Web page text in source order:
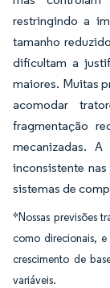
restringindo a
tamanho
dificultam a
maiores. Muitas
acomodar
fragmentação
mecanizadas.
inconsistente
sistemas de
*Nossas previsões
como direcionais,
crescimento de
variáveis.